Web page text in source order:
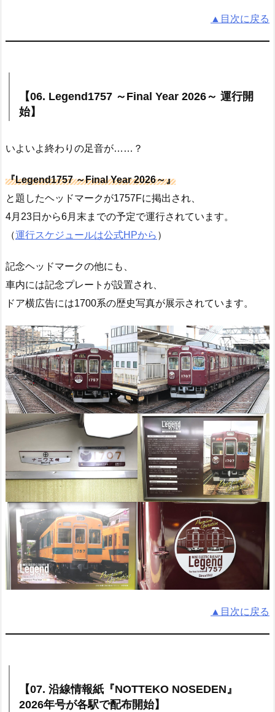
▲目次に戻る
【06. Legend1757 ～Final Year 2026～ 運行開
始】
いよいよ終わりの足音が……？
『Legend1757 ～Final Year 2026～』
と題したヘッドマークが1757Fに掲出され、
4月23日から6月末までの予定で運行されています。
（運行スケジュールは公式HPから ）
記念ヘッドマークの他にも、
車内には記念プレートが設置され、
ドア横広告には1700系の歴史写真が展示されています。
▲目次に戻る
【07. 沿線情報紙『NOTTEKO NOSEDEN』
2026年号が各駅で配布開始】